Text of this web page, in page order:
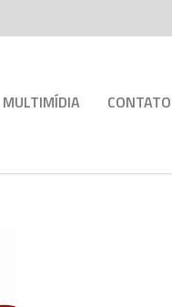
MULTIMÍDIA CONTATO